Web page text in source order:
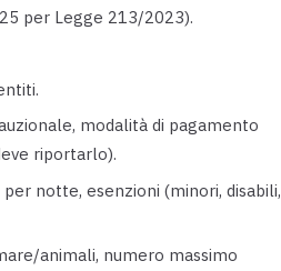
per Legge 213/2023).
modalità di pagamento
riportarlo).
notte, esenzioni (minori, disabili,
animali, numero massimo